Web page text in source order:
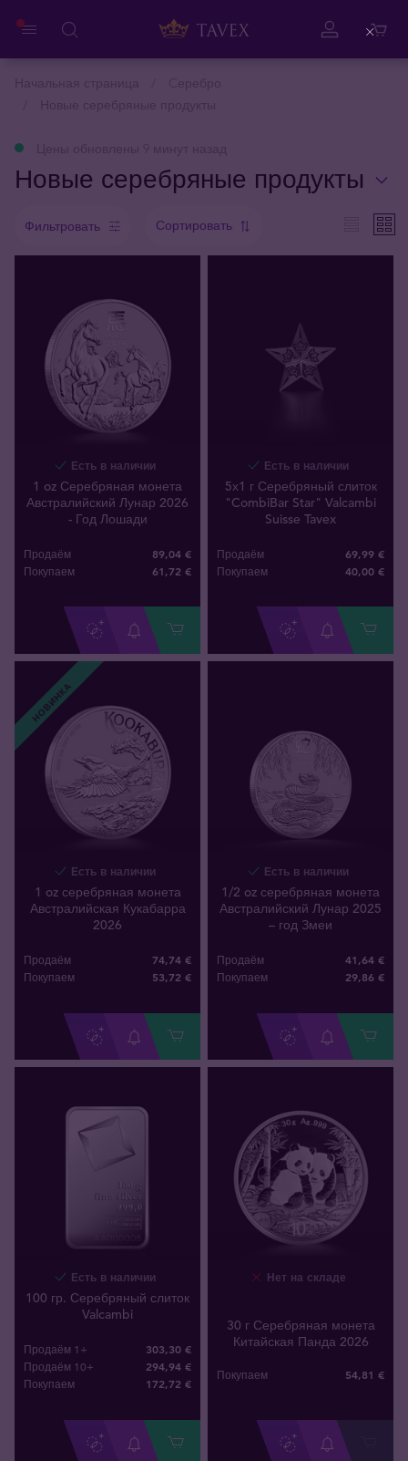
Новые серебряные продукты
Фильтровать Сортировать
Есть в наличии
1 oz Серебряная монета
Австралийский Лунар 2026
- Год Лошади
Продаём 89,04 €
Покупаем 61,72 €
Есть в наличии
5х1 г Серебряный слиток
"CombiBar Star" Valcambi
Suisse Tavex
Продаём 69,99 €
Покупаем 40,00 €
НОВИНКА
Есть в наличии
1 oz серебряная монета
Австралийская Кукабарра
2026
Продаём 74,74 €
Покупаем 53,72 €
Есть в наличии
1/2 oz серебряная монета
Австралийский Лунар 2025
– год Змеи
Продаём 41,64 €
Покупаем 29,86 €
Есть в наличии
100 гр. Серебряный слиток
Valcambi
Продаём 1+ 303,30 €
Продаём 10+ 294,94 €
Покупаем 172,72 €
Нет на складе
30 г Серебряная монета
Китайская Панда 2026
Покупаем 54,81 €
Close